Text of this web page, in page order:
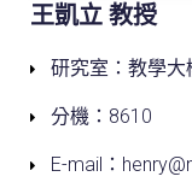
王凱立 教授
研究室：教學大
分機：8610
E-mail：